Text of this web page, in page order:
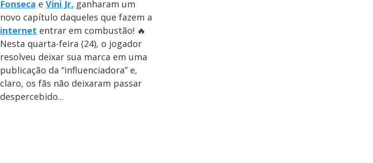
Fonseca e Vini Jr. ganharam um
novo capítulo daqueles que fazem a
internet entrar em combustão! 🔥
Nesta quarta-feira (24), o jogador
resolveu deixar sua marca em uma
publicação da “influenciadora” e,
claro, os fãs não deixaram passar
despercebido...